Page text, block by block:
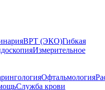
ВРТ (ЭКО)Гибкая
Измерительное
Офтальмология
Служба крови